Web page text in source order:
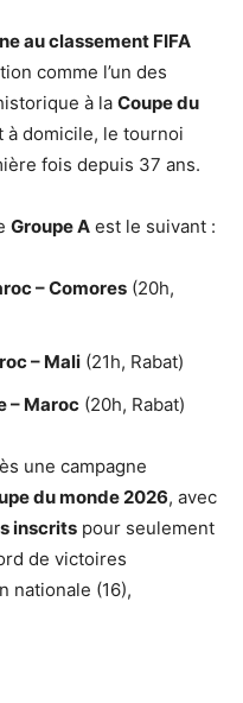
au classement FIFA
comme l’un des
à la Coupe du
à domicile, le tournoi
fois depuis 37 ans.
Groupe A est le suivant :
– Comores (20h,
– Mali (21h, Rabat)
– Maroc (20h, Rabat)
une campagne
du monde 2026, avec
inscrits pour seulement
de victoires
nationale (16),